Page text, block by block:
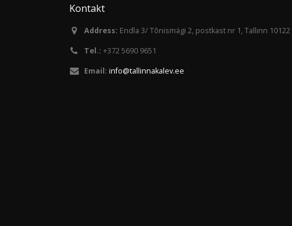
Kontakt
Address: Endla 3/ Tõnismägi 2, postkast nr 1, Tallinn 10122
Tel.: +372 5690 9651
Email: info@tallinnakalev.ee